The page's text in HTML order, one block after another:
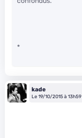
*
kade
Le 19/10/2015 à 13h59